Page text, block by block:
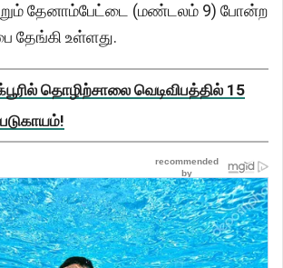
தேனாம்பேட்டை (மண்டலம் 9) போன்ற
தேங்கி உள்ளது.
தொழிற்சாலை வெடிவிபத்தில் 15